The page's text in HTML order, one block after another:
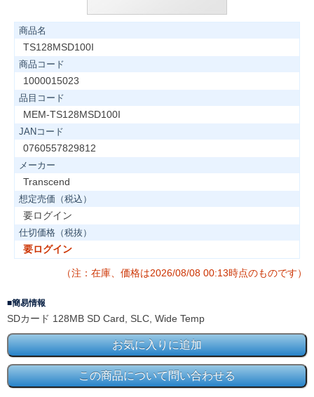
商品名
TS128MSD100I
商品コード
1000015023
品目コード
MEM-TS128MSD100I
JANコード
0760557829812
メーカー
Transcend
想定売価（税込）
要ログイン
仕切価格（税抜）
要ログイン
（注：在庫、価格は2026/08/08 00:13時点のものです）
簡易情報
SDカード 128MB SD Card, SLC, Wide Temp